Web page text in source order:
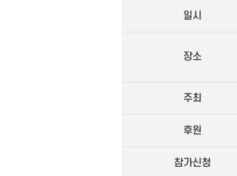
일시
장소
주최
후원
참가신청